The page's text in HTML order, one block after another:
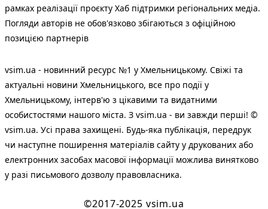
рамках реалізації проєкту Хаб підтримки регіональних медіа.
Погляди авторів не обов'язково збігаються з офіційною
позицією партнерів
vsim.ua - новинний ресурс №1 у Хмельницькому. Свіжі та
актуальні новини Хмельницького, все про події у
Хмельницькому, інтерв'ю з цікавими та видатними
особистостями нашого міста. З vsim.ua - ви завжди перші! ©
vsim.ua. Усі права захищені. Будь-яка публiкацiя, передрук
чи наступне поширення матеріалів сайту у друкованих або
електронних засобах масової інформації можлива винятково
у разі письмового дозволу правовласника.
©2017-2025 vsim.ua